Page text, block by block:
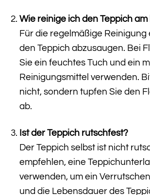
Wie reinige ich den Teppich
Für die regelmäßige Reinigung
den Teppich abzusaugen. Bei
Sie ein feuchtes Tuch und ein
Reinigungsmittel verwenden.
nicht, sondern tupfen Sie den
ab.
Ist der Teppich rutschfest?
Der Teppich selbst ist nicht
empfehlen, eine
verwenden, um ein
und die Lebensdauer des